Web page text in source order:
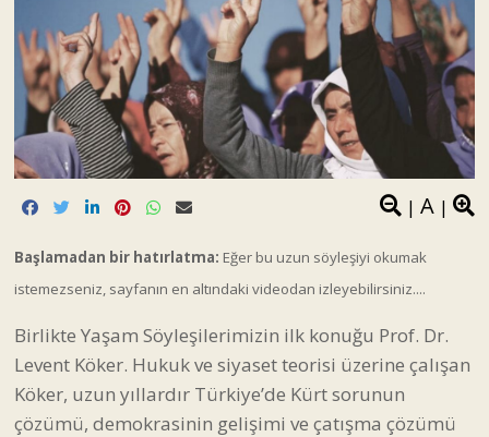
| A |
Başlamadan bir hatırlatma: Eğer bu uzun söyleşiyi okumak
istemezseniz, sayfanın en altındaki videodan izleyebilirsiniz....
Birlikte Yaşam Söyleşilerimizin ilk konuğu Prof. Dr.
Levent Köker. Hukuk ve siyaset teorisi üzerine çalışan
Köker, uzun yıllardır Türkiye’de Kürt sorunun
çözümü, demokrasinin gelişimi ve çatışma çözümü